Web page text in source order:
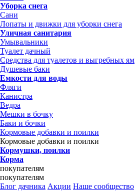
Уборка снега
Сани
Лопаты и движки для уборки снега
Уличная санитария
Умывальники
Туалет дачный
Средства для туалетов и выгребных ям
Душевые баки
Емкости для воды
Фляги
Канистра
Ведра
Мешки в бочку
Баки и бочки
Кормовые добавки и поилки
Кормовые добавки и поилки
Кормушки, поилки
Корма
покупателям
покупателям
Блог дачника Акции Наше сообщество